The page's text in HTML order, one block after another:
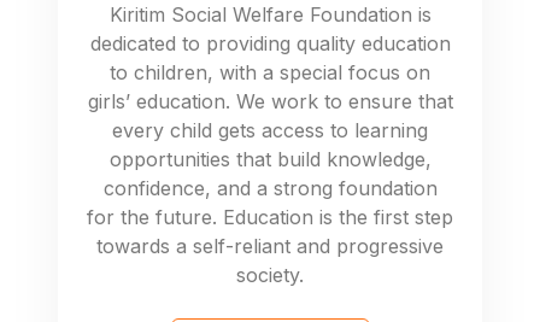
Kiritim Social Welfare Foundation is
dedicated to providing quality education
to children, with a special focus on
girls’ education. We work to ensure that
every child gets access to learning
opportunities that build knowledge,
confidence, and a strong foundation
for the future. Education is the first step
towards a self-reliant and progressive
society.